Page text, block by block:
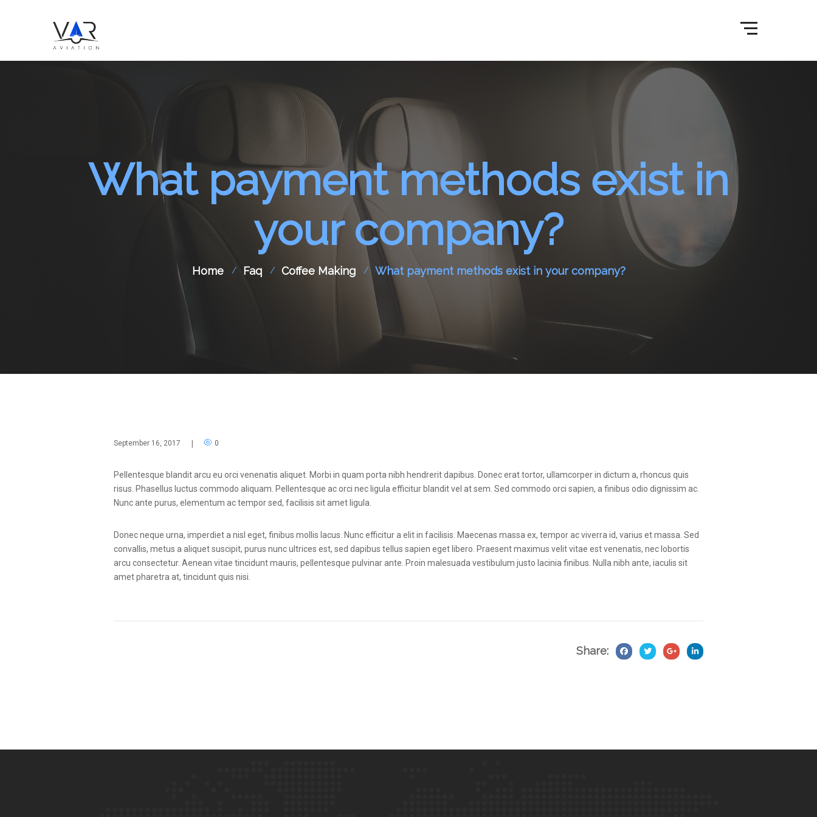
What payment methods exist in
your company?
Home Faq Coffee Making What payment methods exist in your company?
September 16, 2017 0
Pellentesque blandit arcu eu orci venenatis aliquet. Morbi in quam porta nibh hendrerit dapibus. Donec erat tortor, ullamcorper in dictum a, rhoncus quis
risus. Phasellus luctus commodo aliquam. Pellentesque ac orci nec ligula efficitur blandit vel at sem. Sed commodo orci sapien, a finibus odio dignissim ac.
Nunc ante purus, elementum ac tempor sed, facilisis sit amet ligula.
Donec neque urna, imperdiet a nisl eget, finibus mollis lacus. Nunc efficitur a elit in facilisis. Maecenas massa ex, tempor ac viverra id, varius et massa. Sed
convallis, metus a aliquet suscipit, purus nunc ultrices est, sed dapibus tellus sapien eget libero. Praesent maximus velit vitae est venenatis, nec lobortis
arcu consectetur. Aenean vitae tincidunt mauris, pellentesque pulvinar ante. Proin malesuada vestibulum justo lacinia finibus. Nulla nibh ante, iaculis sit
amet pharetra at, tincidunt quis nisi.
Share: